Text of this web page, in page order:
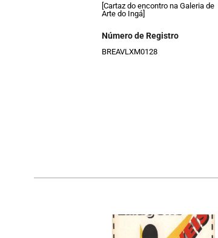
[Cartaz do encontro na Galeria de
Arte do Ingá]
Número de Registro
BREAVLXM0128